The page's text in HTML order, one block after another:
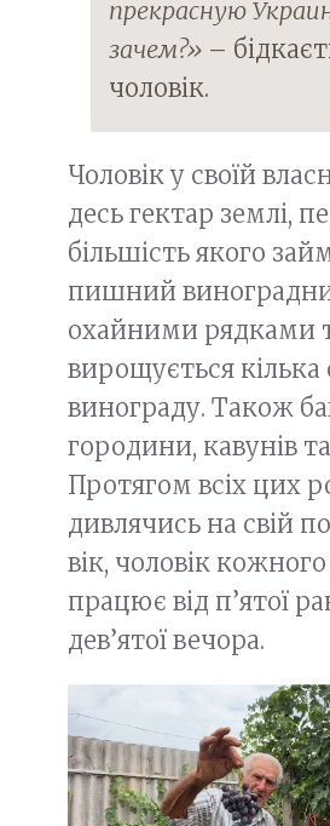
прекрасную
зачем?»–
чоловік.
Чоловік у своїй
десь гектар землі,
більшість якого
пишний
охайними рядками
вирощується кілька
винограду. Також
городини, кавунів
Протягом всіх цих
дивлячись на свій
вік, чоловік
працює від п’ятої
дев’ятої вечора.